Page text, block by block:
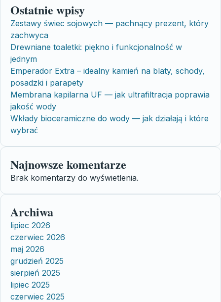
Ostatnie wpisy
Zestawy świec sojowych — pachnący prezent, który
zachwyca
Drewniane toaletki: piękno i funkcjonalność w
jednym
Emperador Extra – idealny kamień na blaty, schody,
posadzki i parapety
Membrana kapilarna UF — jak ultrafiltracja poprawia
jakość wody
Wkłady bioceramiczne do wody — jak działają i które
wybrać
Najnowsze komentarze
Brak komentarzy do wyświetlenia.
Archiwa
lipiec 2026
czerwiec 2026
maj 2026
grudzień 2025
sierpień 2025
lipiec 2025
czerwiec 2025